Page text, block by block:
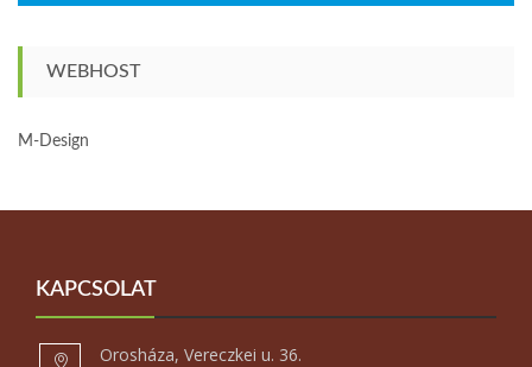
WEBHOST
M-Design
KAPCSOLAT
Orosháza, Vereczkei u. 36.